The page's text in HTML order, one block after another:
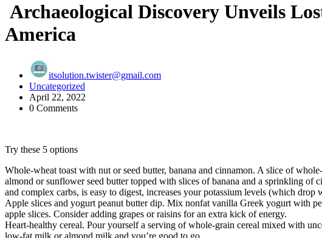
Archaeological Discovery Unveils
America
itsolution.twister@gmail.com
Uncategorized
April 22, 2022
0 Comments
Try these 5 options
Whole-wheat toast with nut or seed butter, banana and cinnamon. A slice of
almond or sunflower seed butter topped with slices of banana and a sprinkling of
and complex carbs, is easy to digest, increases your potassium levels (which
Apple slices and yogurt peanut butter dip. Mix nonfat vanilla Greek yogurt with
apple slices. Consider adding grapes or raisins for an extra kick of energy.
Heart-healthy cereal. Pour yourself a serving of whole-grain cereal mixed with
low-fat milk or almond milk and you’re good to go.